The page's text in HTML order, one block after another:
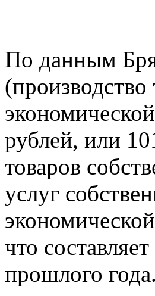
По данным
рублей, или
товаров
услуг
что
прошлого года.